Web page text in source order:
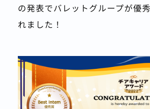
の発表でバレットグループが優
れました！